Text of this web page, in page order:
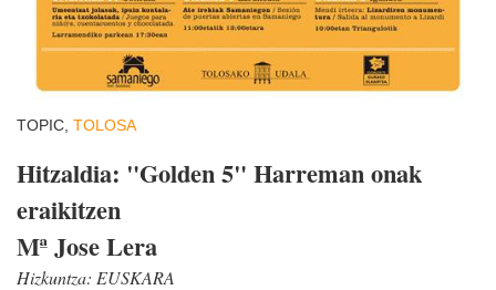
TOPIC, TOLOSA
Hitzaldia: "Golden 5" Harreman onak
eraikitzen
Mª Jose Lera
Hizkuntza: EUSKARA